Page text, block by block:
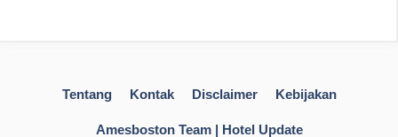
Tentang Kontak Disclaimer Kebijakan
Amesboston Team | Hotel Update